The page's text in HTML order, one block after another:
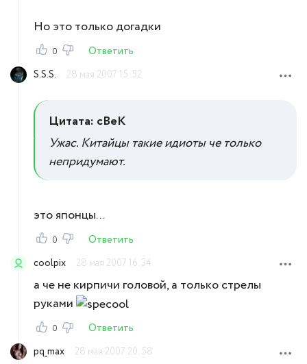
Но это только догадки
0
Ответить
S.S.S.
28 мая 2007 15:52
Цитата: cBeK
Ужас. Китайцы такие идиоты че только
непридумают.
это японцы...
0
Ответить
coolpix
28 мая 2007 16:34
а че не кирпичи головой, а только стрелы
руками
0
Ответить
pq_max
28 мая 2007 20:58